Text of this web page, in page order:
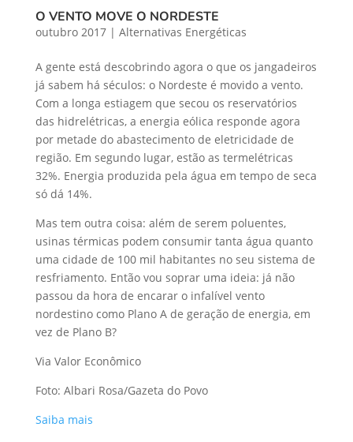
O VENTO MOVE O NORDESTE
outubro 2017| Alternativas Energéticas
A gente está descobrindo agora o que os jangadeiros
já sabem há séculos: o Nordeste é movido a vento.
Com a longa estiagem que secou os reservatórios
das hidrelétricas, a energia eólica responde agora
por metade do abastecimento de eletricidade de
região. Em segundo lugar, estão as termelétricas
32%. Energia produzida pela água em tempo de seca
só dá 14%.
Mas tem outra coisa: além de serem poluentes,
usinas térmicas podem consumir tanta água quanto
uma cidade de 100 mil habitantes no seu sistema de
resfriamento. Então vou soprar uma ideia: já não
passou da hora de encarar o infalível vento
nordestino como Plano A de geração de energia, em
vez de Plano B?
Via Valor Econômico
Foto: Albari Rosa/Gazeta do Povo
Saiba mais